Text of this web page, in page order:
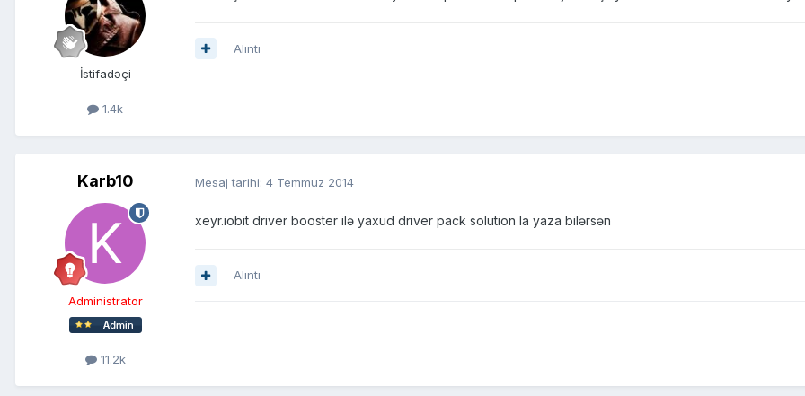
İstifadəçi
1.4k
Alıntı
Karb10
Administrator
11.2k
Mesaj tarihi: 4 Temmuz 2014
xeyr.iobit driver booster ilə yaxud driver pack solution la yaza bilərsən
Alıntı